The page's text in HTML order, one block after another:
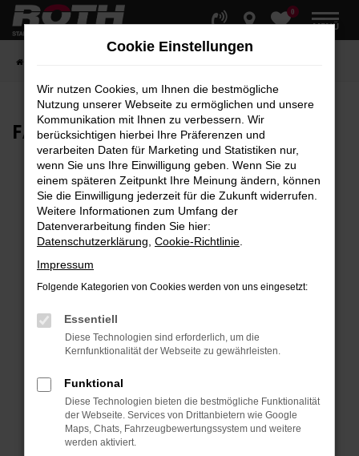
Zum
Hauptinhalt
0
MENÜ
FAHRZEUG-SHOWROOM
Fehler: Network Error
Beim Laden ist ein Fehler aufgetreten.
Hier sind ein paar Tipps, die dir helfen können:
Überprüfe deine Firewall und deine
Laden andere Webseiten, zum Beispiel deine
Suchmaschine?
Prüfe deine Browsererweiterungen.
Manche Erweiterungen, wie Werbeblocker,
können das Laden bestimmter Seiten
verhindern. Funktioniert die Seite in einem
anderen Browser oder in einem privaten
Fenster?
Cookie Einstellungen
Wir nutzen Cookies, um Ihnen die bestmögliche
Nutzung unserer Webseite zu ermöglichen und unsere
Kommunikation mit Ihnen zu verbessern. Wir
berücksichtigen hierbei Ihre Präferenzen und
verarbeiten Daten für Marketing und Statistiken nur,
wenn Sie uns Ihre Einwilligung geben. Wenn Sie zu
einem späteren Zeitpunkt Ihre Meinung ändern, können
Sie die Einwilligung jederzeit für die Zukunft widerrufen.
Weitere Informationen zum Umfang der
Datenverarbeitung finden Sie hier:
Datenschutzerklärung Cookie-Richtlinie
Impressum
Folgende Kategorien von Cookies werden von uns eingesetzt:
Essentiell
Diese Technologien sind erforderlich, um die
Kernfunktionalität der Webseite zu gewährleisten.
Funktional
Diese Technologien bieten die bestmögliche Funktionalität
der Webseite. Services von Drittanbietern wie Google
Maps, Chats, Fahrzeugbewertungssystem und weitere
werden aktiviert.